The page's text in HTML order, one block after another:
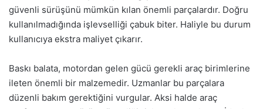
güvenli sürüşünü mümkün kılan önemli parçalardır. Doğru
kullanılmadığında işlevselliği çabuk biter. Haliyle bu durum
kullanıcıya ekstra maliyet çıkarır.
Baskı balata, motordan gelen gücü gerekli araç birimlerine
ileten önemli bir malzemedir. Uzmanlar bu parçalara
düzenli bakım gerektiğini vurgular. Aksi halde araç